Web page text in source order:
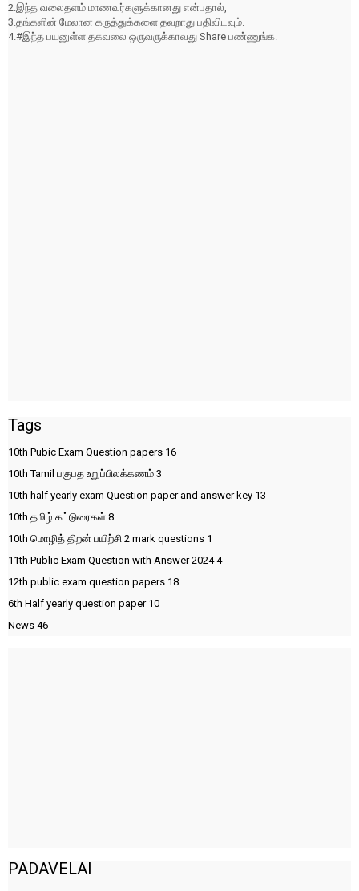
2.இந்த வலைதளம் மாணவர்களுக்கானது என்பதால்,
3.தங்களின் மேலான கருத்துக்களை தவறாது பதிவிடவும்.
4.#இந்த பயனுள்ள தகவலை ஒருவருக்காவது Share பண்ணுங்க.
Tags
10th Pubic Exam Question papers 16
10th Tamil பகுபத உறுப்பிலக்கணம் 3
10th half yearly exam Question paper and answer key 13
10th தமிழ் கட்டுரைகள் 8
10th மொழித் திறன் பயிற்சி 2 mark questions 1
11th Public Exam Question with Answer 20244
12th public exam question papers 18
6th Half yearly question paper 10
News 46
PADAVELAI